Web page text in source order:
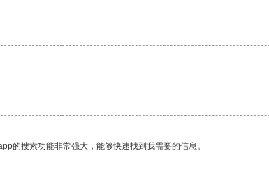
的搜索功能非常强大，能够快速找到我需要的信息。